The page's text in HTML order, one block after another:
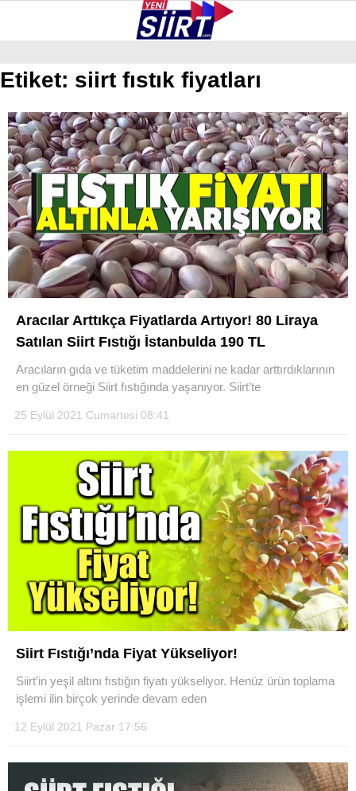
WhatsApp İhbar Hattı
Facebook
Instagram
Youtube
GALERİ VİDEO YAZARLAR
KURTALAN
ERUH
BAYKAN
PERVARI
ŞIRVAN
TILLO
GÜNDEM
NÖBETÇI ECZANELER
Etiket: siirt fıstık fiyatları
Aracılar Arttıkça Fiyatlarda Artıyor! 80 Liraya
Satılan Siirt Fıstığı İstanbulda 190 TL
Aracıların gıda ve tüketim maddelerini ne kadar arttırdıklarının
en güzel örneği Siirt fıstığında yaşanıyor. Siirt’te
25 Eylül 2021 Cumartesi 08:41
Siirt Fıstığı’nda Fiyat Yükseliyor!
Siirt’in yeşil altını fıstığın fiyatı yükseliyor. Henüz ürün toplama
işlemi ilin birçok yerinde devam eden
12 Eylül 2021 Pazar 17:56